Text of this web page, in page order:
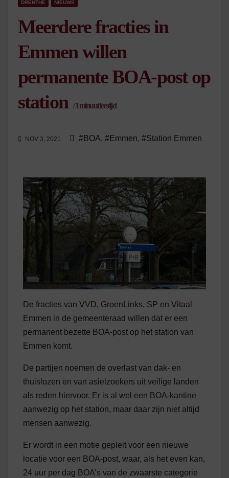
DRENTHE NIEUWS
Meerdere fracties in
Emmen willen
permanente BOA-post op
station
/1 minuut leestijd
NOV 3, 2021 #BOA, #Emmen, #Station Emmen
De fracties van VVD, GroenLinks, SP en Vitaal
Emmen in de gemeenteraad willen dat er een
permanent bezette BOA-post op het station van
Emmen komt.
De partijen noemen de overlast van dak- en
thuislozen en van asielzoekers uit veilige landen
als reden hiervoor. Er is al wel een BOA-kantine
aanwezig op het station, maar daar zijn niet altijd
mensen aanwezig.
Er wordt in een motie gepleit voor een nieuwe
locatie voor een BOA-post, waar, als het even kan,
24 uur per dag BOA’s van de zwaarste categorie